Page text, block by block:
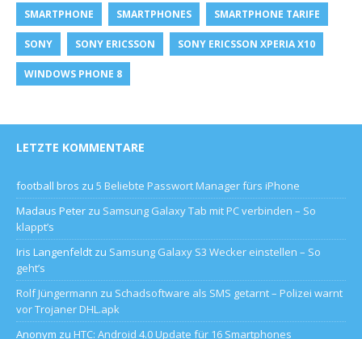
SMARTPHONE SMARTPHONES SMARTPHONE TARIFE
SONY SONY ERICSSON SONY ERICSSON XPERIA X10
WINDOWS PHONE 8
LETZTE KOMMENTARE
football bros zu 5 Beliebte Passwort Manager fürs iPhone
Madaus Peter zu Samsung Galaxy Tab mit PC verbinden – So
klappt’s
Iris Langenfeldt zu Samsung Galaxy S3 Wecker einstellen – So
geht’s
Rolf Jüngermann zu Schadsoftware als SMS getarnt – Polizei warnt
vor Trojaner DHL.apk
Anonym zu HTC: Android 4.0 Update für 16 Smartphones